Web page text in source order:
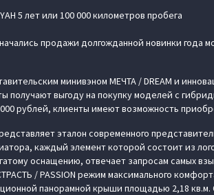
5 лет или 100 000 километров пробега
продажи долгожданной новинки года
минивэном МЕЧТА / DREAM и
получают выгоду на покупку моделей с
рублей, клиенты имеют возможность
эталон современного
каждый элемент которой состоит из
оснащению, отвечает запросам самых
/ PASSION режим максимального
панорамной крыши площадью 2,18